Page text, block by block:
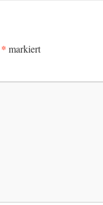
* markiert